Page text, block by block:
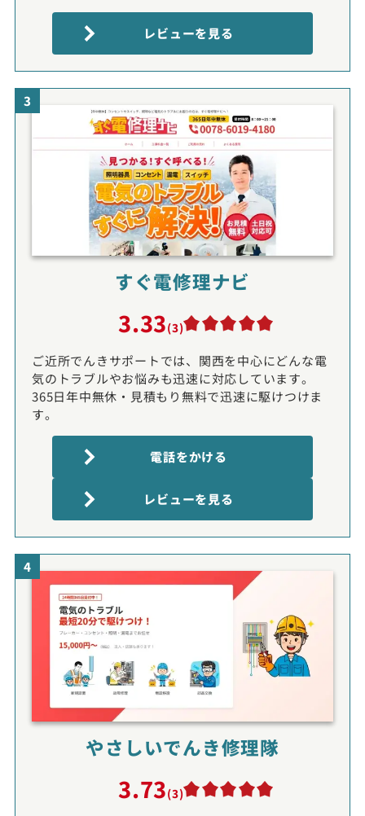
レビューを見る
3
すぐ電修理ナビ
3.33(3)
ご近所でんきサポートでは、関西を中心にどんな電
気のトラブルやお悩みも迅速に対応しています。
365日年中無休・見積もり無料で迅速に駆けつけま
す。
電話をかける
レビューを見る
4
やさしいでんき修理隊
3.73(3)